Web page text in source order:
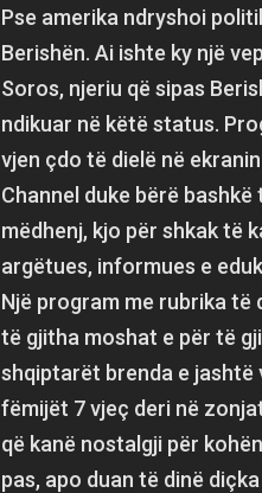
Pse amerika ndryshoi
Berishën. Ai ishte ky një
Soros, njeriu që sipas
ndikuar në këtë status.
vjen çdo të dielë në
Channel duke bërë bashkë
mëdhenj, kjo për shkak të
argëtues, informues e
Një program me rubrika të
të gjitha moshat e për të
shqiptarët brenda e jashtë
fëmijët 7 vjeç deri në
që kanë nostalgji për
pas, apo duan të dinë